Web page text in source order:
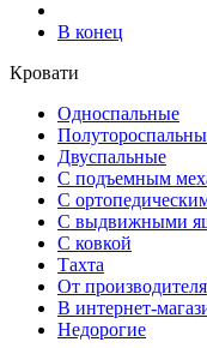
В конец
Кровати
Односпальные
Двуспальные
С подъемным
С
С выдвижными
С ковкой
Тахта
От производителя
В интернет-
Недорогие